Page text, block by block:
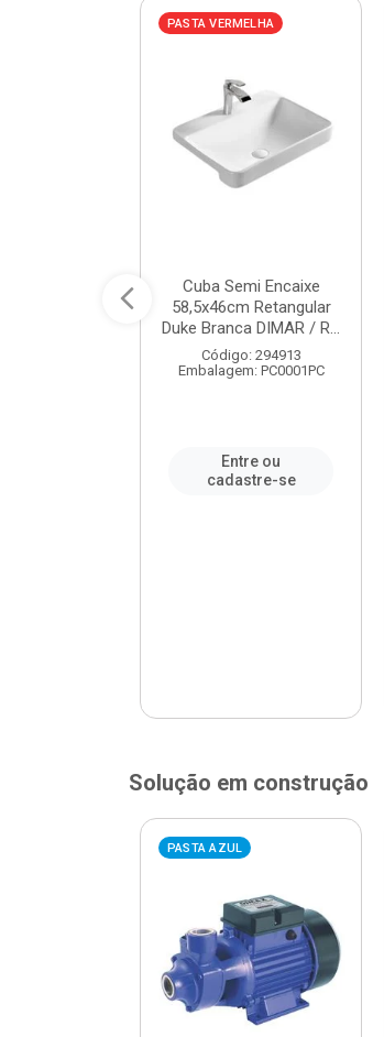
PASTA VERMELHA
Cuba Semi Encaixe
58,5x46cm Retangular
Duke Branca DIMAR / R...
Código: 294913
Embalagem: PC0001PC
Entre ou
cadastre-se
Solução em construção
PASTA AZUL